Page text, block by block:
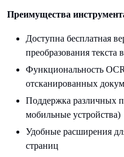
Преимущества
Доступна бесплатная
преобразования текста
Функциональность
отсканированных
Поддержка различных
мобильные устройства)
Удобные расширения
страниц